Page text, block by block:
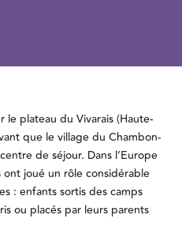
le plateau du Vivarais (Haute-
que le village du Chambon-
de séjour. Dans l’Europe
ont joué un rôle considérable
: enfants sortis des camps
ou placés par leurs parents